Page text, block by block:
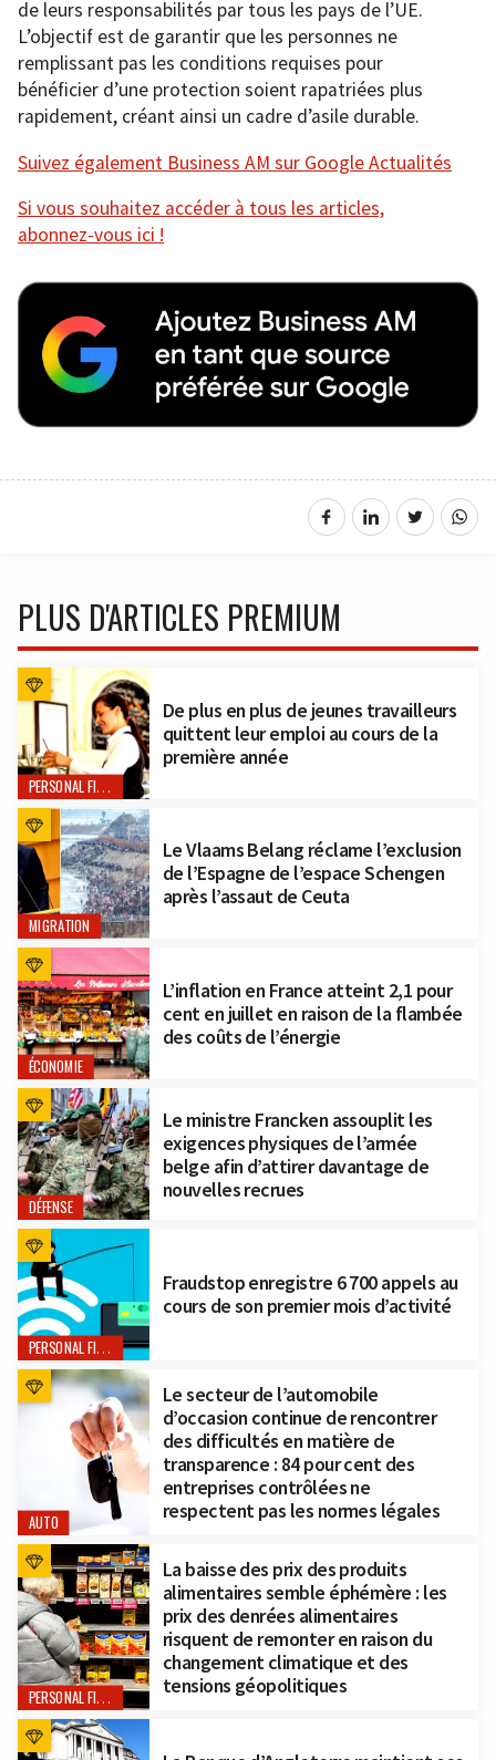
de leurs responsabilités par tous les pays de l’UE.
L’objectif est de garantir que les personnes ne
remplissant pas les conditions requises pour
bénéficier d’une protection soient rapatriées plus
rapidement, créant ainsi un cadre d’asile durable.
Suivez également Business AM sur Google Actualités
Si vous souhaitez accéder à tous les articles,
abonnez-vous ici !
PLUS D'ARTICLES PREMIUM
PERSONAL FINANCE
De plus en plus de jeunes travailleurs
quittent leur emploi au cours de la
première année
MIGRATION
Le Vlaams Belang réclame l’exclusion
de l’Espagne de l’espace Schengen
après l’assaut de Ceuta
ÉCONOMIE
L’inflation en France atteint 2,1 pour
cent en juillet en raison de la flambée
des coûts de l’énergie
DÉFENSE
Le ministre Francken assouplit les
exigences physiques de l’armée
belge afin d’attirer davantage de
nouvelles recrues
PERSONAL FINANCE
Fraudstop enregistre 6 700 appels au
cours de son premier mois d’activité
AUTO
Le secteur de l’automobile
d’occasion continue de rencontrer
des difficultés en matière de
transparence : 84 pour cent des
entreprises contrôlées ne
respectent pas les normes légales
PERSONAL FINANCE
La baisse des prix des produits
alimentaires semble éphémère : les
prix des denrées alimentaires
risquent de remonter en raison du
changement climatique et des
tensions géopolitiques